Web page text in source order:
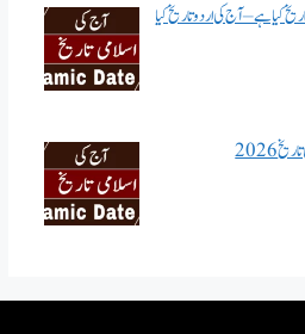
کیا ہے – آج کی اردو تاریخ کیا